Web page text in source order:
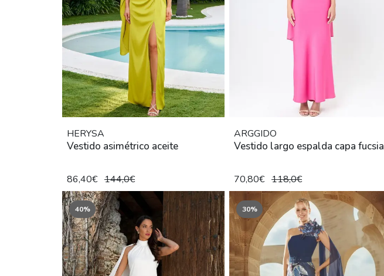
HERYSA
Vestido asimétrico aceite
86,40€ 144,0€
ARGGIDO
Vestido largo espalda capa fucsia
70,80€ 118,0€
40% 30%